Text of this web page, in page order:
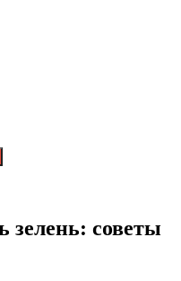
зелень: советы